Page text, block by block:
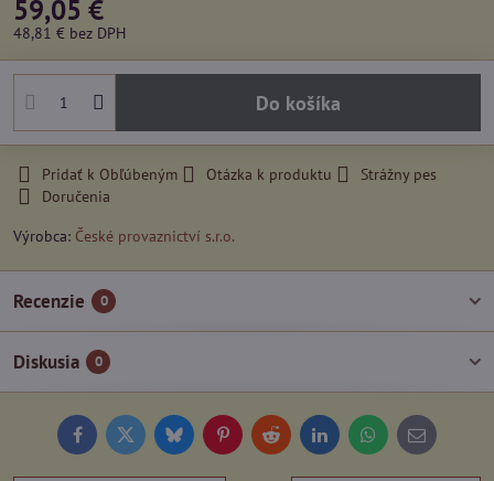
59,05 €
48,81 € bez DPH
Do košíka
Pridať k Obľúbeným Otázka k produktu
Strážny pes
Doručenia
Výrobca: České provaznictví s.r.o.
Recenzie 0
Diskusia 0
FacebookTwitterBlueskyPinterestReddit LinkedInWhatsApp
E-
mail